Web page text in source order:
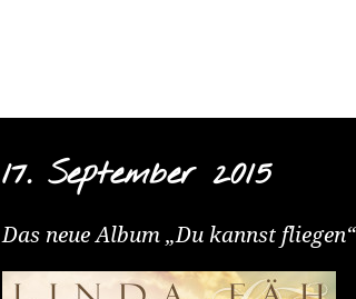
17. September 2015
Das neue Album „Du kannst